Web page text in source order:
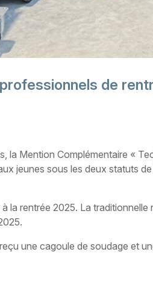
professionnels de
la Mention Complémentaire «
jeunes sous les deux statuts
la rentrée 2025. La
une cagoule de soudage et